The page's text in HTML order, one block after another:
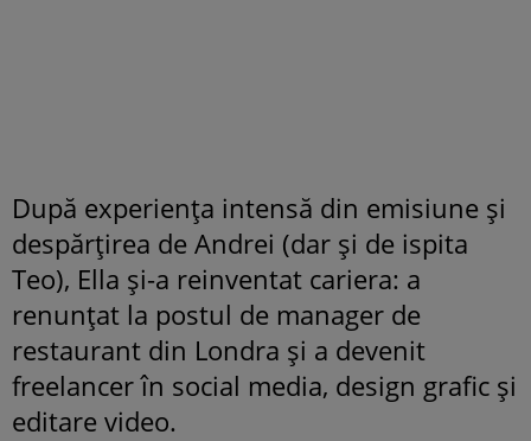
După experiența intensă din emisiune și
despărțirea de Andrei (dar și de ispita
Teo), Ella și-a reinventat cariera: a
renunțat la postul de manager de
restaurant din Londra și a devenit
freelancer în social media, design grafic și
editare video.